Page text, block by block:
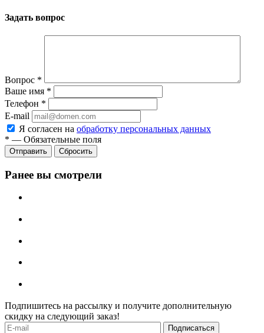
Задать вопрос
Вопрос *
Ваше имя *
Телефон *
E-mail
Я согласен на обработку персональных данных
* — Обязательные поля
Отправить Сбросить
Ранее вы смотрели
Подпишитесь на рассылку и получите дополнительную
скидку на следующий заказ!